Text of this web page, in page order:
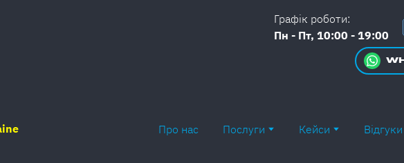
Графік роботи:
Пн - Пт, 10:00 - 19:00
Про нас Послуги Кейси Відгуки